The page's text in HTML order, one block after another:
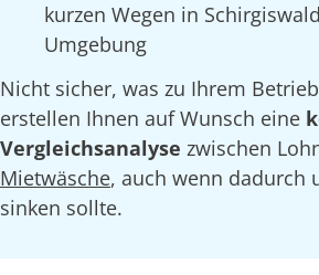
kurzen Wegen in
Umgebung
Nicht sicher, was zu Ihrem
erstellen Ihnen auf Wunsch eine
Vergleichsanalyse zwischen
Mietwäsche, auch wenn dadurch
sinken sollte.